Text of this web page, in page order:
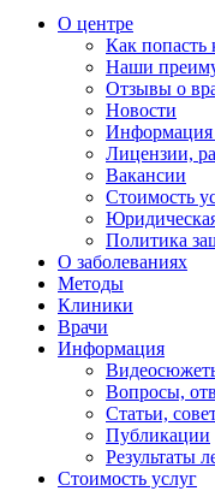
О центре
Как попасть
Наши
Отзывы о
Новости
Лицензии,
Вакансии
Стоимость
Политика
О заболеваниях
Методы
Клиники
Врачи
Информация
Вопросы,
Статьи,
Публикации
Результаты
Стоимость услуг